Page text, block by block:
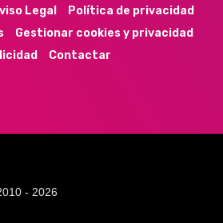
Legal
Política de privacidad
Gestionar cookies y privacidad
Contactar
- 2026